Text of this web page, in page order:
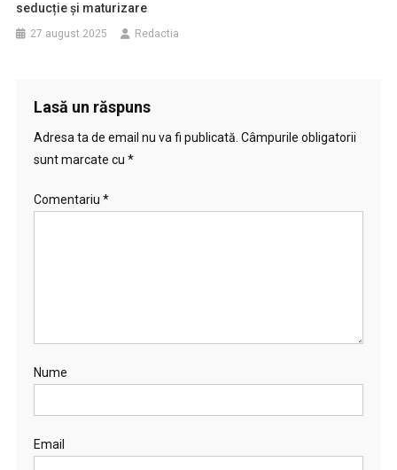
seducție și maturizare
27 august 2025 Redactia
Lasă un răspuns
Adresa ta de email nu va fi publicată. Câmpurile obligatorii
sunt marcate cu *
Comentariu *
Nume
Email